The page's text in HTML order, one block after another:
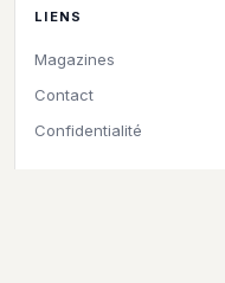
LIENS
Magazines
Contact
Confidentialité